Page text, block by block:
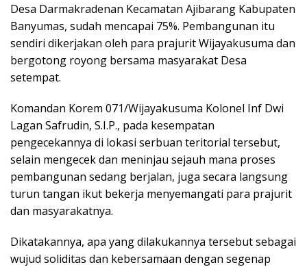
Desa Darmakradenan Kecamatan Ajibarang Kabupaten
Banyumas, sudah mencapai 75%. Pembangunan itu
sendiri dikerjakan oleh para prajurit Wijayakusuma dan
bergotong royong bersama masyarakat Desa
setempat.
Komandan Korem 071/Wijayakusuma Kolonel Inf Dwi
Lagan Safrudin, S.I.P., pada kesempatan
pengecekannya di lokasi serbuan teritorial tersebut,
selain mengecek dan meninjau sejauh mana proses
pembangunan sedang berjalan, juga secara langsung
turun tangan ikut bekerja menyemangati para prajurit
dan masyarakatnya.
Dikatakannya, apa yang dilakukannya tersebut sebagai
wujud soliditas dan kebersamaan dengan segenap